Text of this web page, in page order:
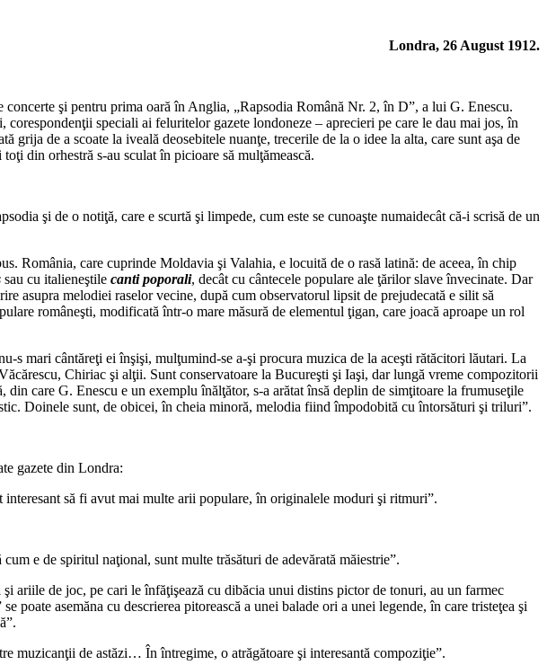
Londra, 26 August 1912.
şi pentru prima oară în Anglia, „Rapsodia Română Nr. 2, în D”, a lui G. Enescu.
speciali ai feluritelor gazete londoneze – aprecieri pe care le dau mai jos, în
de a scoate la iveală deosebitele nuanţe, trecerile de la o idee la alta, care sunt aşa de
din orhestră s-au sculat în picioare să mulţămească.
şi de o notiţă, care e scurtă şi limpede, cum este se cunoaşte numaidecât că-i scrisă de un
România, care cuprinde Moldavia şi Valahia, e locuită de o rasă latină: de aceea, în chip
sau cu italieneştile canti poporali, decât cu cântecele populare ale ţărilor slave învecinate. Dar
asupra melodiei raselor vecine, după cum observatorul lipsit de prejudecată e silit să
româneşti, modificată într-o mare măsură de elementul ţigan, care joacă aproape un rol
mari cântăreţi ei înşişi, mulţumind-se a-şi procura muzica de la aceşti rătăcitori lăutari. La
Chiriac şi alţii. Sunt conservatoare la Bucureşti şi Iaşi, dar lungă vreme compozitorii
care G. Enescu e un exemplu înălţător, s-a arătat însă deplin de simţitoare la frumuseţile
Doinele sunt, de obicei, în cheia minoră, melodia fiind împodobită cu întorsături şi triluri”.
gazete din Londra:
să fi avut mai multe arii populare, în originalele moduri şi ritmuri”.
e de spiritul naţional, sunt multe trăsături de adevărată măiestrie”.
ariile de joc, pe cari le înfăţişează cu dibăcia unui distins pictor de tonuri, au un farmec
asemăna cu descrierea pitorească a unei balade ori a unei legende, în care tristeţea şi
muzicanţii de astăzi… În întregime, o atrăgătoare şi interesantă compoziţie”.